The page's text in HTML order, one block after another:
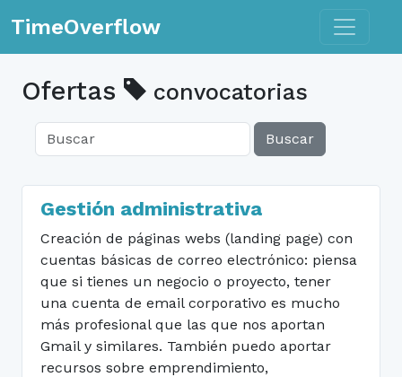
TimeOverflow Toggle
Ofertas convocatorias
Buscar
Gestión administrativa
Creación de páginas webs (landing page) con
cuentas básicas de correo electrónico: piensa
que si tienes un negocio o proyecto, tener
una cuenta de email corporativo es mucho
más profesional que las que nos aportan
Gmail y similares. También puedo aportar
recursos sobre emprendimiento,